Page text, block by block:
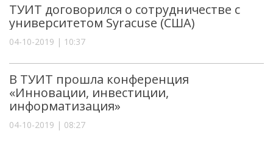
ТУИТ договорился о сотрудничестве с
университетом Syracuse (США)
04-10-2019 | 10:37
В ТУИТ прошла конференция
«Инновации, инвестиции,
информатизация»
04-10-2019 | 08:27